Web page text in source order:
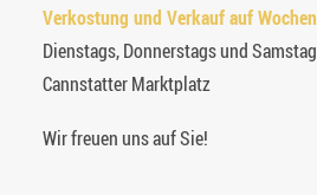
Verkostung und Verkauf auf
Dienstags, Donnerstags und
Cannstatter Marktplatz
Wir freuen uns auf Sie!